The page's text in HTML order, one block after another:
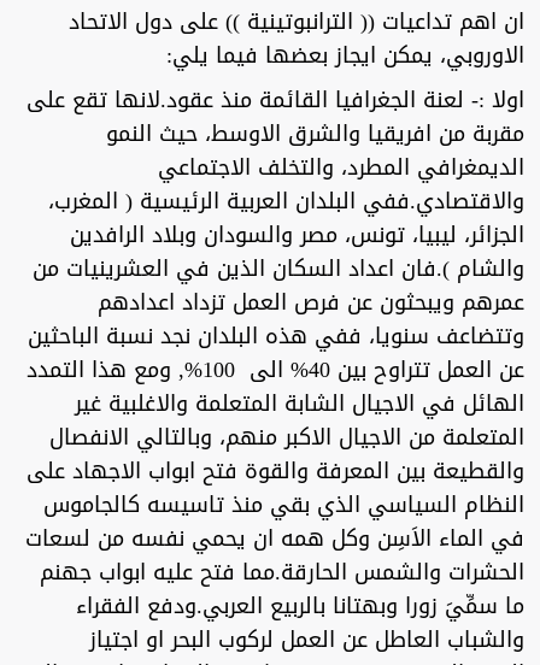
ان اهم تداعيات (( الترانبوتينية )) على دول الاتحاد
الاوروبي، يمكن ايجاز بعضها فيما يلي:
اولا :- لعنة الجغرافيا القائمة منذ عقود.لانها تقع على
مقربة من افريقيا والشرق الاوسط، حيث النمو
الديمغرافي المطرد، والتخلف الاجتماعي
والاقتصادي.ففي البلدان العربية الرئيسية ( المغرب،
الجزائر، ليبيا، تونس، مصر والسودان وبلاد الرافدين
والشام ).فان اعداد السكان الذين في العشرينيات من
عمرهم ويبحثون عن فرص العمل تزداد اعدادهم
وتتضاعف سنويا، ففي هذه البلدان نجد نسبة الباحثين
عن العمل تتراوح بين 40% الى 100%, ومع هذا التمدد
الهائل في الاجيال الشابة المتعلمة والاغلبية غير
المتعلمة من الاجيال الاكبر منهم، وبالتالي الانفصال
والقطيعة بين المعرفة والقوة فتح ابواب الاجهاد على
النظام السياسي الذي بقي منذ تاسيسه كالجاموس
في الماء الاَسِن وكل همه ان يحمي نفسه من لسعات
الحشرات والشمس الحارقة.مما فتح عليه ابواب جهنم
ما سمِّيَ زورا وبهتانا بالربيع العربي.ودفع الفقراء
والشباب العاطل عن العمل لركوب البحر او اجتياز